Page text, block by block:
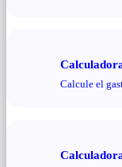
Calcule el